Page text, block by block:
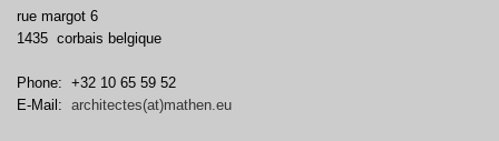
rue margot 6
1435 corbais belgique
Phone: +32 10 65 59 52
E-Mail: architectes(at)mathen.eu